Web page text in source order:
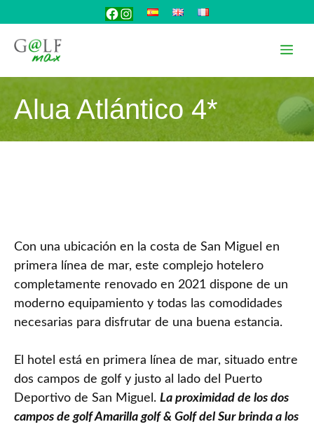
al
contenido
Facebook
Instagram
Alua Atlántico 4*
Con una ubicación en la costa de San Miguel en
primera línea de mar, este complejo hotelero
completamente renovado en 2021 dispone de un
moderno equipamiento y todas las comodidades
necesarias para disfrutar de una buena estancia.
El hotel está en primera línea de mar, situado entre
dos campos de golf y justo al lado del Puerto
Deportivo de San Miguel. La proximidad de los dos
campos de golf Amarilla golf & Golf del Sur brinda a los